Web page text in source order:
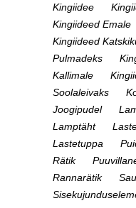
Kingiidee
Kingiideed Emale
Kingiideed
Pulmadeks
Kallimale
Soolaleivaks
Joogipudel
Lamptäht
Lastetuppa
Rätik
Rannarätik